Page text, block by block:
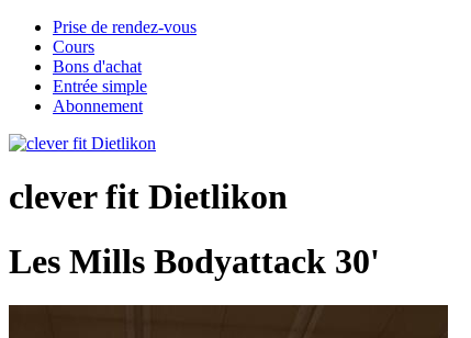
Prise de rendez-vous
Cours
Bons d'achat
Entrée simple
Abonnement
clever fit Dietlikon
Les Mills Bodyattack 30'